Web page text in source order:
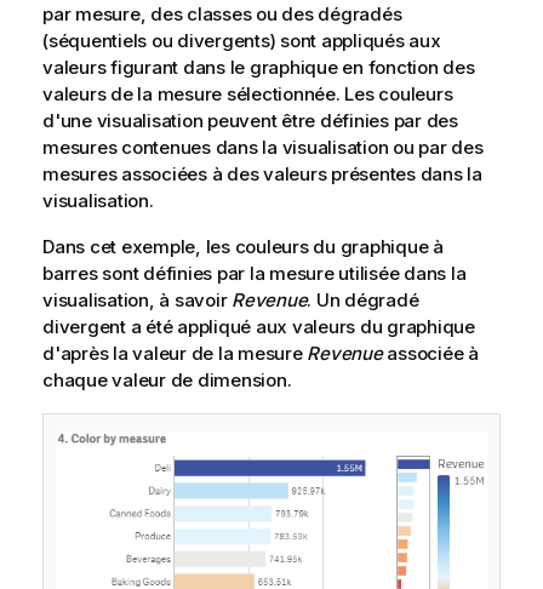
par mesure, des classes ou des dégradés
(séquentiels ou divergents) sont appliqués aux
valeurs figurant dans le graphique en fonction des
valeurs de la mesure sélectionnée. Les couleurs
d'une visualisation peuvent être définies par des
mesures contenues dans la visualisation ou par des
mesures associées à des valeurs présentes dans la
visualisation.
Dans cet exemple, les couleurs du graphique à
barres sont définies par la mesure utilisée dans la
visualisation, à savoir Revenue. Un dégradé
divergent a été appliqué aux valeurs du graphique
d'après la valeur de la mesure Revenueassociée à
chaque valeur de dimension.